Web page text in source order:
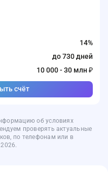
14%
до 730 дней
10 000 - 30 млн ₽
счёт
об условиях
проверять актуальные
по телефонам или в